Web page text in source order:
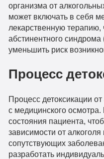
организма от
может включать в себя
лекарственную
абстинентного
уменьшить риск
Процесс
Процесс детоксикации
с медицинского
состояния пациента,
зависимости от
сопутствующих
разработать